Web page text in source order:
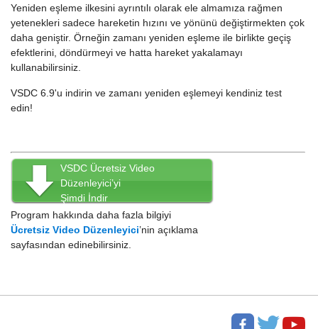
Yeniden eşleme ilkesini ayrıntılı olarak ele almamıza rağmen
yetenekleri sadece hareketin hızını ve yönünü değiştirmekten çok
daha geniştir. Örneğin zamanı yeniden eşleme ile birlikte geçiş
efektlerini, döndürmeyi ve hatta hareket yakalamayı
kullanabilirsiniz.
VSDC 6.9'u indirin ve zamanı yeniden eşlemeyi kendiniz test
edin!
VSDC Ücretsiz Video
Düzenleyici’yi
Şimdi İndir
Program hakkında daha fazla bilgiyi
Ücretsiz Video Düzenleyici’nin açıklama
sayfasından edinebilirsiniz.